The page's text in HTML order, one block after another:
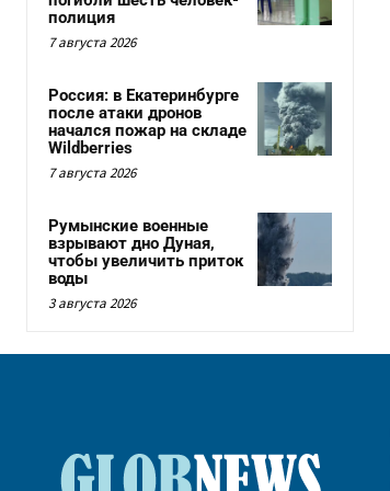
полиция
7 августа 2026
Россия: в Екатеринбурге
после атаки дронов
начался пожар на складе
Wildberries
7 августа 2026
Румынские военные
взрывают дно Дуная,
чтобы увеличить приток
воды
3 августа 2026